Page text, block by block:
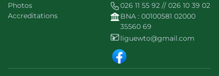
Photos
Accreditations
026 11 55 92 // 026 10 39 02
BNA : 00100581 02000
35560 69
liguewto@gmail.com